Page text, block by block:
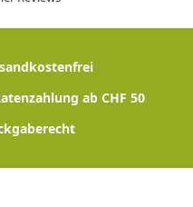
ab CHF 50